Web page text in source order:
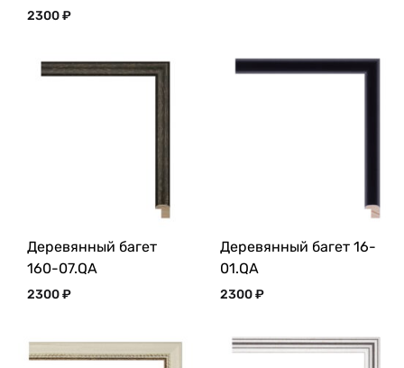
2300₽
Деревянный багет
160-07.QA
2300₽
Деревянный багет 16-
01.QA
2300₽